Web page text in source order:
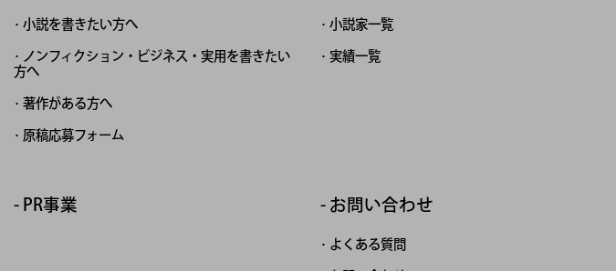
小説を書きたい方へ
ノンフィクション・ビジネス・実用を書きたい
方へ
著作がある方へ
原稿応募フォーム
小説家一覧
実績一覧
PR事業 お問い合わせ
よくある質問